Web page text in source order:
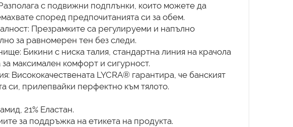
с подвижни подплънки, които можете да
според предпочитанията си за обем.
Презрамките са регулируеми и напълно
за равномерен тен без следи.
Бикини с ниска талия, стандартна линия на крачола
максимален комфорт и сигурност.
Висококачествената LYCRA® гарантира, че банският
си, прилепвайки перфектно към тялото.
21% Еластан.
*Вижте инструкциите за поддръжка на етикета на продукта.